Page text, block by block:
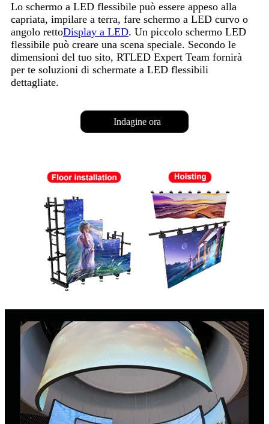
Lo schermo a LED flessibile può essere appeso alla
capriata, impilare a terra, fare schermo a LED curvo o
angolo rettoDisplay a LED. Un piccolo schermo LED
flessibile può creare una scena speciale. Secondo le
dimensioni del tuo sito, RTLED Expert Team fornirà
per te soluzioni di schermate a LED flessibili
dettagliate.
Indagine ora